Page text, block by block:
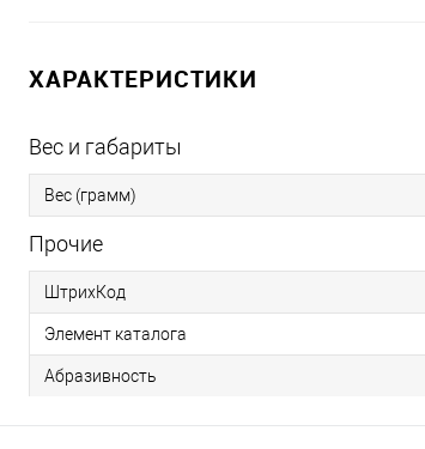
ХАРАКТЕРИСТИКИ
Вес и габариты
Вес (грамм)
Прочие
ШтрихКод
Элемент каталога
Абразивность